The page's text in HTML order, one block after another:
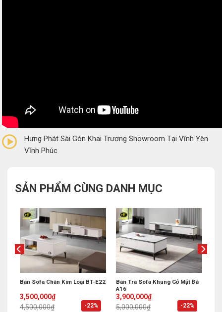
(0 Reviews)
Hưng Phát Sài Gòn Khai Trương Showroom Tại Vĩnh Yên
Vĩnh Phúc
SẢN PHẨM CÙNG DANH MỤC
-22%
Bàn Sofa Chân Kim Loại BT-E22
4,500,000₫
Original
price
was:
3,500,000₫
Current
price
is:
-22%
Bàn Trà Sofa Khung Gỗ Mặt Đá
A16
5,000,000₫
Original
price
was:
3,900,000₫
Current
price
is: